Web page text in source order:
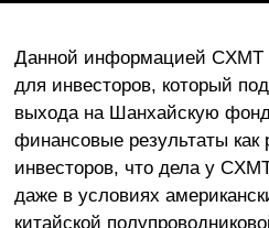
Данной информацией CXMT
для инвесторов, который
выхода на Шанхайскую
финансовые результаты
инвесторов, что дела у
даже в условиях
китайской